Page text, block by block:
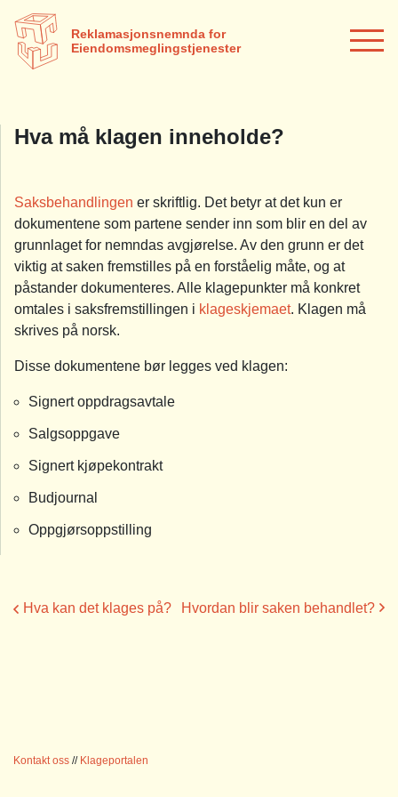
Reklamasjonsnemnda for
Eiendomsmeglingstjenester
Hva må klagen inneholde?
Saksbehandlingen er skriftlig. Det betyr at det kun er
dokumentene som partene sender inn som blir en del av
grunnlaget for nemndas avgjørelse. Av den grunn er det
viktig at saken fremstilles på en forståelig måte, og at
påstander dokumenteres. Alle klagepunkter må konkret
omtales i saksfremstillingen i klageskjemaet. Klagen må
skrives på norsk.
Disse dokumentene bør legges ved klagen:
Signert oppdragsavtale
Salgsoppgave
Signert kjøpekontrakt
Budjournal
Oppgjørsoppstilling
Hva kan det klages på? Hvordan blir saken behandlet?
Kontakt oss // Klageportalen